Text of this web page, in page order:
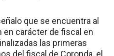
que se encuentra al
carácter de fiscal en
las primeras
del fiscal de Coronda, el